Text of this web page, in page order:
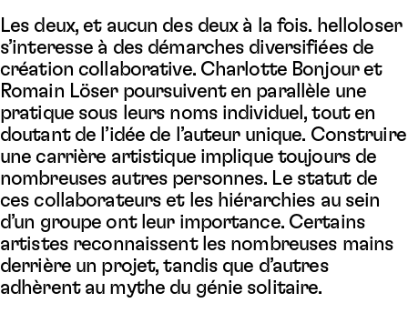
Les deux, et aucun des deux à la fois. helloloser
s’interesse à des démarches diversifiées de
création collaborative. Charlotte Bonjour et
Romain Löser poursuivent en parallèle une
pratique sous leurs noms individuel, tout en
doutant de l’idée de l’auteur unique. Construire
une carrière artistique implique toujours de
nombreuses autres personnes. Le statut de
ces collaborateurs et les hiérarchies au sein
d’un groupe ont leur importance. Certains
artistes reconnaissent les nombreuses mains
derrière un projet, tandis que d’autres
adhèrent au mythe du génie solitaire.